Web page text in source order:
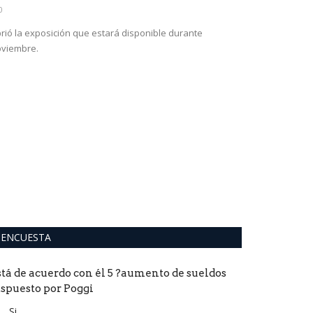
la exposición que estará disponible durante
ENCUESTA
de acuerdo con él 5 ?aumento de sueldos
por Poggi